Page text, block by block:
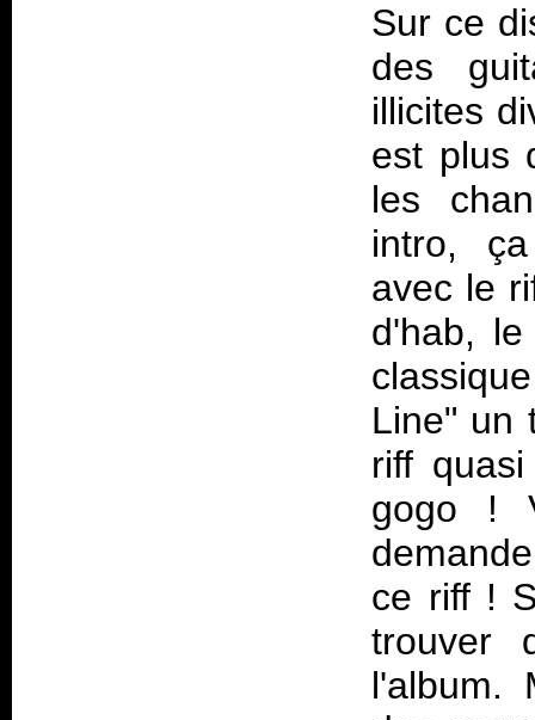
Sur ce
des
illicites
est plus
les
intro,
avec le
d'hab,
Line" un
riff
gogo !
ce riff !
trouver
l'album.